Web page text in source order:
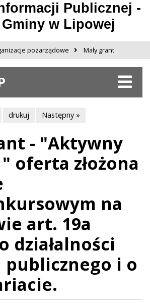
Publicznej -
w Lipowej
pozarządowe Mały grant
drukuj Następny »
- "Aktywny
oferta złożona
na
art. 19a
działalności
publicznego i o